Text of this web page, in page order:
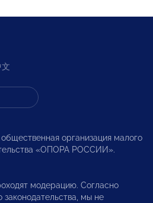
организация малого
«ОПОРА РОССИИ».
модерацию. Согласно
мы не